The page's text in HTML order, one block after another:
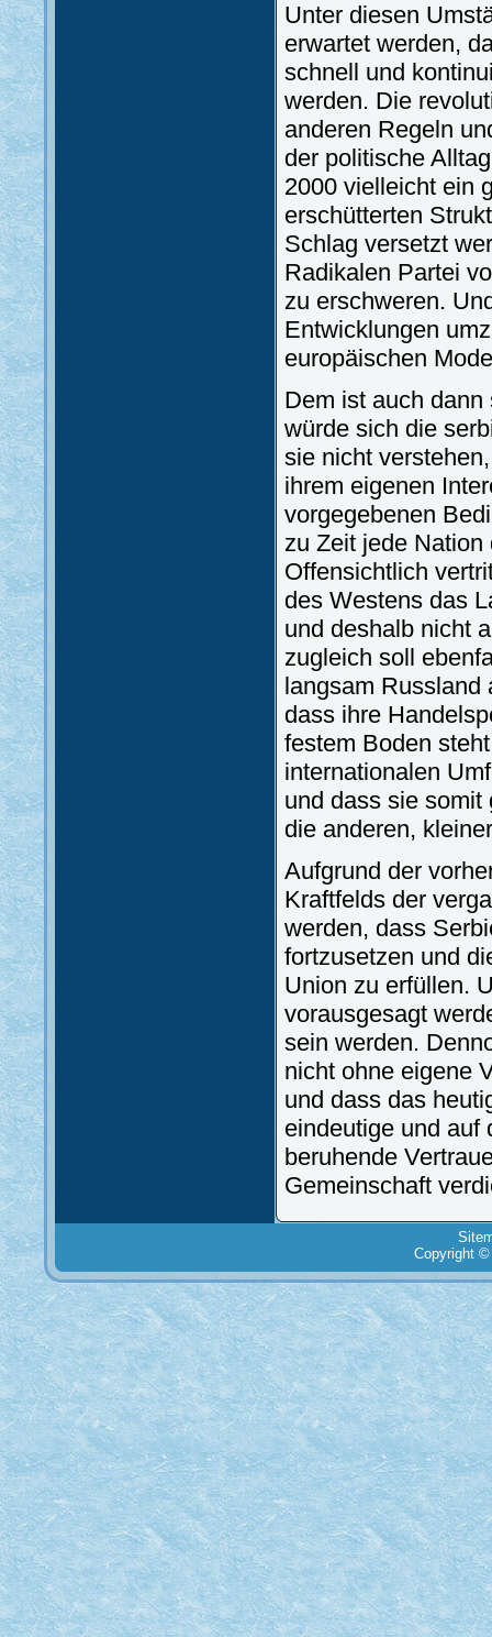
Unter diesen
erwartet werden,
schnell und
werden. Die
anderen Regeln
der politische
2000 vielleicht ein
erschütterten
Schlag versetzt
Radikalen Partei
zu erschweren.
Entwicklungen
europäischen
Dem ist auch
würde sich die
sie nicht
ihrem eigenen
vorgegebenen
zu Zeit jede Nation
Offensichtlich
des Westens das
und deshalb nicht
zugleich soll
langsam Russland
dass ihre
festem Boden
internationalen
und dass sie somit
die anderen,
Aufgrund der
Kraftfelds der
werden, dass
fortzusetzen und
Union zu erfüllen.
vorausgesagt
sein werden.
nicht ohne eigene
und dass das
eindeutige und auf
beruhende
Gemeinschaft
Copyright ©